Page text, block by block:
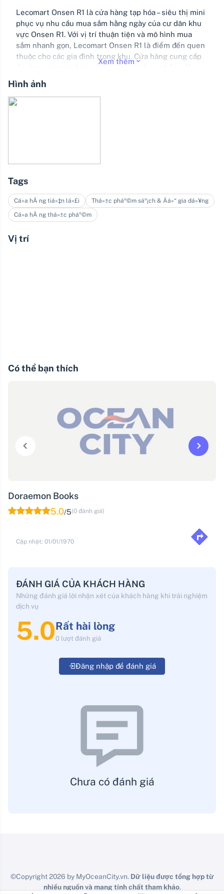
Lecomart Onsen R1 là cửa hàng tạp hóa – siêu thị mini
phục vụ nhu cầu mua sắm hằng ngày của cư dân khu
vực Onsen R1. Với vị trí thuận tiện và mô hình mua
sắm nhanh gọn, Lecomart Onsen R1 là điểm đến quen
thuộc cho các gia đình trong khu. Cửa hàng cung cấp
uống đến đồ dùng sinh hoạt, đảm bảo nguồn gốc rõ
ràng và sắp xếp khoa học, giúp khách hàng dễ dàng
lựa chọn. Phong cách phục vụ thân thiện, tiện lợi
Xem thêm
Hình ảnh
Tags
Cá»­a hÃ ng tiá»‡n lá»£i
Thá»±c pháº©m sáº¡ch & Äá»“ gia dá»¥ng
Cá»­a hÃ ng thá»±c pháº©m
Vị trí
Có thể bạn thích
Doraemon Books
5.0/5(0 đánh giá)
Cập nhật: 01/01/1970
ĐÁNH GIÁ CỦA KHÁCH HÀNG
Những đánh giá lời nhận xét của khách hàng khi trải nghiệm
dịch vụ
5.0Rất hài lòng
0 lượt đánh giá
Đăng nhập để đánh giá
Chưa có đánh giá
©Copyright 2026 by MyOceanCity.vn. Dữ liệu được tổng hợp từ
nhiều nguồn và mang tính chất tham khảo.